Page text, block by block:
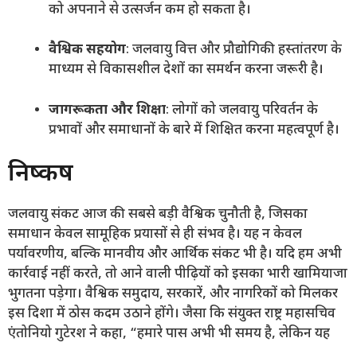
को अपनाने से उत्सर्जन कम हो सकता है।
वैश्विक सहयोग: जलवायु वित्त और प्रौद्योगिकी हस्तांतरण के
माध्यम से विकासशील देशों का समर्थन करना जरूरी है।
जागरूकता और शिक्षा: लोगों को जलवायु परिवर्तन के
प्रभावों और समाधानों के बारे में शिक्षित करना महत्वपूर्ण है।
निष्कर्ष
जलवायु संकट आज की सबसे बड़ी वैश्विक चुनौती है, जिसका
समाधान केवल सामूहिक प्रयासों से ही संभव है। यह न केवल
पर्यावरणीय, बल्कि मानवीय और आर्थिक संकट भी है। यदि हम अभी
कार्रवाई नहीं करते, तो आने वाली पीढ़ियों को इसका भारी खामियाजा
भुगतना पड़ेगा। वैश्विक समुदाय, सरकारें, और नागरिकों को मिलकर
इस दिशा में ठोस कदम उठाने होंगे। जैसा कि संयुक्त राष्ट्र महासचिव
एंतोनियो गुटेरश ने कहा, “हमारे पास अभी भी समय है, लेकिन यह